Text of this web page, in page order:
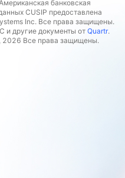
банковская
CUSIP предоставлена
Inc. Все права защищены.
и другие документы от Quartr.
2026 Все права защищены.